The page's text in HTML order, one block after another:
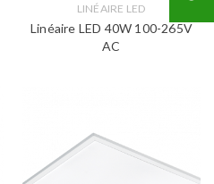
LINÉAIRE LED
Linéaire LED 40W 100-265V
AC